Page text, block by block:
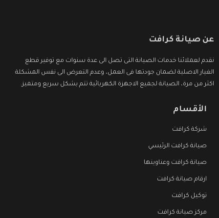
عن صيانة كرافت
نقدم لعملائنا خدمات الصيانة التى تصل الى عدة سنوات مع توفير قطع
الغيار الاصلية لضمان جودتها فى العمل، وعدم التعرض الى نفس المشكلة
اكثر من مرة، الصيانة لجميع الاجهزة الكهربائية تتم بشكل سريع ومتميز.
الأقسام
شركة كرافت
صيانة كرافت الرئيسي
صيانة كرافت وعناوينها
ارقام صيانة كرافت
توكيل كرافت
مركز صيانة كرافت